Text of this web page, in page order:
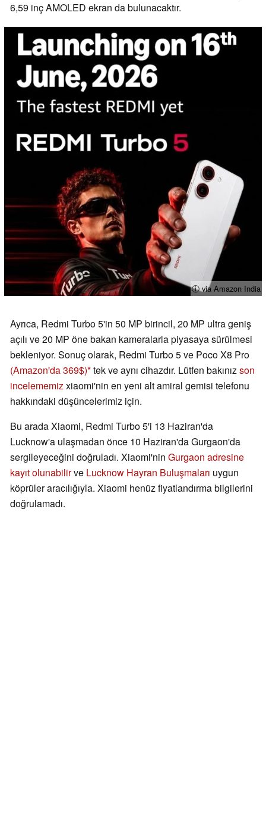
6,59 inç AMOLED ekran da bulunacaktır.
ⓘ via Amazon India
Ayrıca, Redmi Turbo 5'in 50 MP birincil, 20 MP ultra geniş
açılı ve 20 MP öne bakan kameralarla piyasaya sürülmesi
bekleniyor. Sonuç olarak, Redmi Turbo 5 ve Poco X8 Pro
(Amazon'da 369$) tek ve aynı cihazdır. Lütfen bakınızson
incelememizxiaomi'nin en yeni alt amiral gemisi telefonu
hakkındaki düşüncelerimiz için.
Bu arada Xiaomi, Redmi Turbo 5'i 13 Haziran'da
Lucknow'a ulaşmadan önce 10 Haziran'da Gurgaon'da
sergileyeceğini doğruladı. Xiaomi'nin Gurgaon adresine
kayıt olunabilirve Lucknow Hayran Buluşmaları uygun
köprüler aracılığıyla. Xiaomi henüz fiyatlandırma bilgilerini
doğrulamadı.